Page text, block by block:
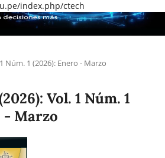
index.php/ctech
Núm. 1 (2026): Enero - Marzo
Vol. 1 Núm. 1
- Marzo